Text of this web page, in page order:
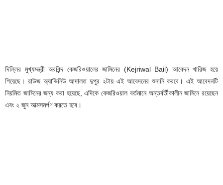
দিল্লির মুখ্যমন্ত্রী অরবিন্দ কেজরিওয়ালের জামিনের (Kejriwal Bail) আবেদন খারিজ হয়ে
গিয়েছে। রাউজ অ্যাভিনিউ আদালত দুপুর ২টায় এই আবেদনের শুনানি করবে। এই আবেদনটি
নিয়মিত জামিনের জন্য করা হয়েছে, এদিকে কেজরিওয়াল বর্তমানে অন্তর্বর্তীকালীন জামিনে রয়েছেন
এবং ২ জুন আত্মসমর্পণ করতে হবে।